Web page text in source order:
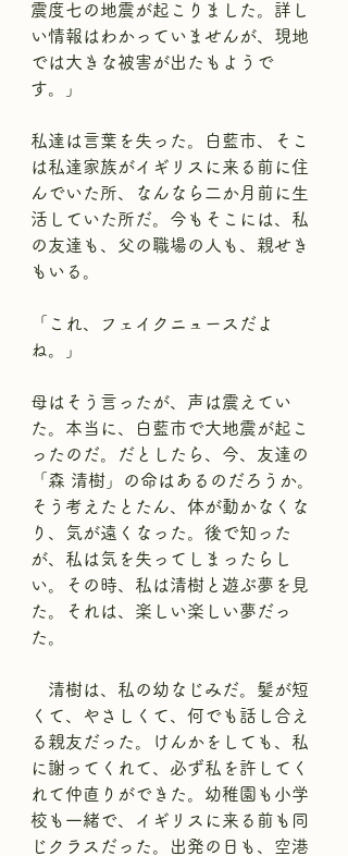
震度七の地震が起こりました。詳し
い情報はわかっていませんが、現地
では大きな被害が出たもようで
す。」
私達は言葉を失った。白藍市、そこ
は私達家族がイギリスに来る前に住
んでいた所、なんなら二か月前に生
活していた所だ。今もそこには、私
の友達も、父の職場の人も、親せき
もいる。
「これ、フェイクニュースだよ
ね。」
母はそう言ったが、声は震えてい
た。本当に、白藍市で大地震が起こ
ったのだ。だとしたら、今、友達の
「森 清樹」の命はあるのだろうか。
そう考えたとたん、体が動かなくな
り、気が遠くなった。後で知った
が、私は気を失ってしまったらし
い。その時、私は清樹と遊ぶ夢を見
た。それは、楽しい楽しい夢だっ
た。
清樹は、私の幼なじみだ。髪が短
くて、やさしくて、何でも話し合え
る親友だった。けんかをしても、私
に謝ってくれて、必ず私を許してく
れて仲直りができた。幼稚園も小学
校も一緒で、イギリスに来る前も同
じクラスだった。出発の日も、空港